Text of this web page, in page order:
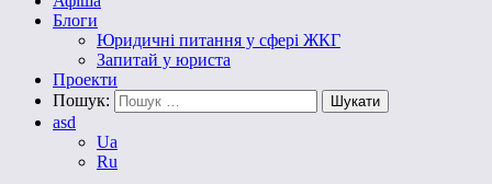
Блоги
Юридичні питання у сфері ЖКГ
Запитай у юриста
Проекти
Пошук:
asd
Ua
Ru